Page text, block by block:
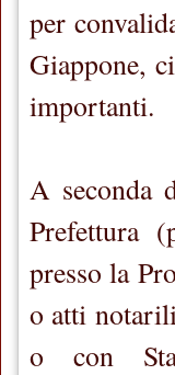
per
Giappone,
importanti.
A seconda
Prefettura
presso la
o atti
o con